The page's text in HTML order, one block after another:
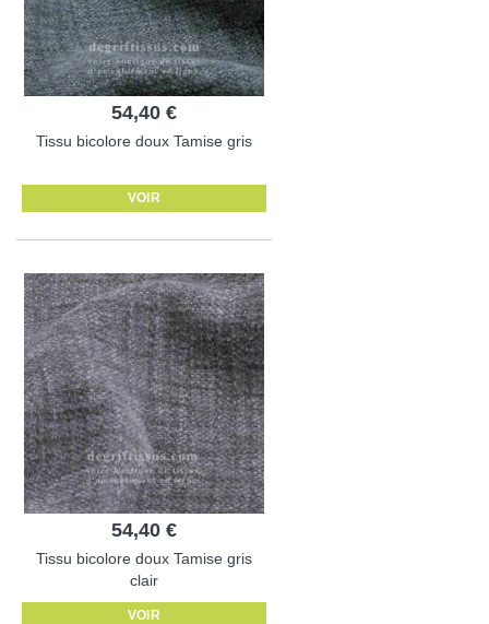
54,40 €
Tissu bicolore doux Tamise gris
VOIR
54,40 €
Tissu bicolore doux Tamise gris
clair
VOIR